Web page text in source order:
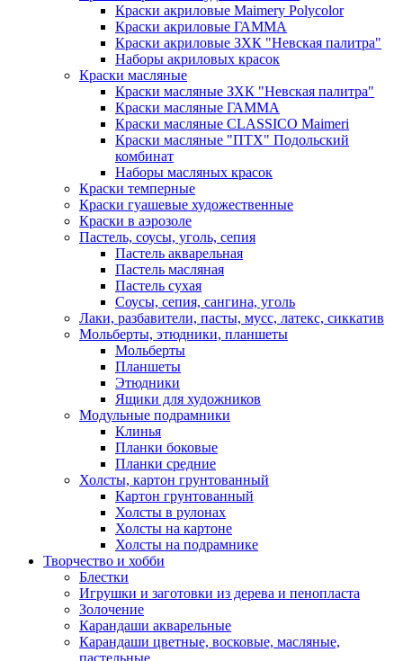
Краски акриловые Maimery Polycolor
Краски акриловые ГАММА
Краски акриловые ЗХК "Невская палитра"
Наборы акриловых красок
Краски масляные
Краски масляные ЗХК "Невская палитра"
Краски масляные ГАММА
Краски масляные CLASSICO Maimeri
Краски масляные "ПТХ" Подольский
комбинат
Наборы масляных красок
Краски темперные
Краски гуашевые художественные
Краски в аэрозоле
Пастель, соусы, уголь, сепия
Пастель акварельная
Пастель масляная
Пастель сухая
Соусы, сепия, сангина, уголь
Лаки, разбавители, пасты, мусс, латекс, сиккатив
Мольберты, этюдники, планшеты
Мольберты
Планшеты
Этюдники
Ящики для художников
Модульные подрамники
Клинья
Планки боковые
Планки средние
Холсты, картон грунтованный
Картон грунтованный
Холсты в рулонах
Холсты на картоне
Холсты на подрамнике
Творчество и хобби
Блестки
Игрушки и заготовки из дерева и пенопласта
Золочение
Карандаши акварельные
Карандаши цветные, восковые, масляные,
пастельные